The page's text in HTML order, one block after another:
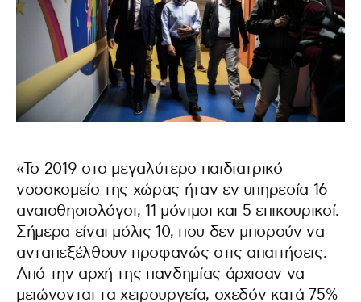
«Το 2019 στο μεγαλύτερο παιδιατρικό
νοσοκομείο της χώρας ήταν εν υπηρεσία 16
αναισθησιολόγοι, 11 μόνιμοι και 5 επικουρικοί.
Σήμερα είναι μόλις 10, που δεν μπορούν να
ανταπεξέλθουν προφανώς στις απαιτήσεις.
Από την αρχή της πανδημίας άρχισαν να
μειώνονται τα χειρουργεία, σχεδόν κατά 75%